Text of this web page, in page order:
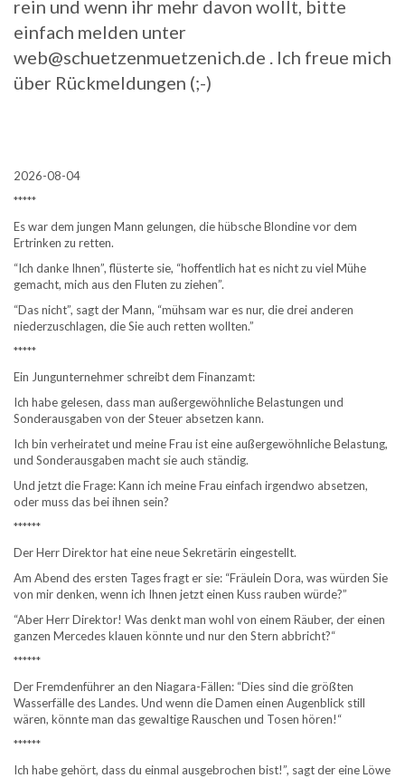
rein und wenn ihr mehr davon wollt, bitte
einfach melden unter
web@schuetzenmuetzenich.de . Ich freue mich
über Rückmeldungen (;-)
2026-08-04
*****
Es war dem jungen Mann gelungen, die hübsche Blondine vor dem
Ertrinken zu retten.
“Ich danke Ihnen”, flüsterte sie, “hoffentlich hat es nicht zu viel Mühe
gemacht, mich aus den Fluten zu ziehen”.
“Das nicht”, sagt der Mann, “mühsam war es nur, die drei anderen
niederzuschlagen, die Sie auch retten wollten.”
*****
Ein Jungunternehmer schreibt dem Finanzamt:
Ich habe gelesen, dass man außergewöhnliche Belastungen und
Sonderausgaben von der Steuer absetzen kann.
Ich bin verheiratet und meine Frau ist eine außergewöhnliche Belastung,
und Sonderausgaben macht sie auch ständig.
Und jetzt die Frage: Kann ich meine Frau einfach irgendwo absetzen,
oder muss das bei ihnen sein?
******
Der Herr Direktor hat eine neue Sekretärin eingestellt.
Am Abend des ersten Tages fragt er sie: “Fräulein Dora, was würden Sie
von mir denken, wenn ich Ihnen jetzt einen Kuss rauben würde?”
“Aber Herr Direktor! Was denkt man wohl von einem Räuber, der einen
ganzen Mercedes klauen könnte und nur den Stern abbricht?“
******
Der Fremdenführer an den Niagara-Fällen: “Dies sind die größten
Wasserfälle des Landes. Und wenn die Damen einen Augenblick still
wären, könnte man das gewaltige Rauschen und Tosen hören!“
******
Ich habe gehört, dass du einmal ausgebrochen bist!”, sagt der eine Löwe